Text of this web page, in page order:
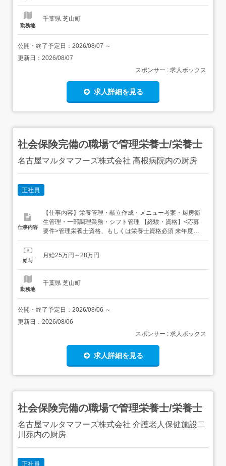
勤務地
千葉県 芝山町
公開・終了予定日： 2026/08/07 ～
更新日： 2026/08/07
スポンサー : 求人ボックス
求人詳細を見る
社会保険完備の職場で管理栄養士/栄養士
名古屋マルタマフーズ株式会社 高根病院内の厨房
正社員
仕事内容
【仕事内容】栄養管理・献立作成・メニュー考案・厨房衛
生管理・一部調理業務・シフト管理 【経験・資格】<応募
要件>管理栄養士資格、もしくは栄養士資格必須 来年度新
卒の方は、当求人の応募対象外となります<歓迎要件>医療
280,000円<給与の備考>・管理手当含む・資格手当含む・
給与
月給25万円～28万円
勤務地
千葉県 芝山町
公開・終了予定日： 2026/08/06 ～
更新日： 2026/08/06
スポンサー : 求人ボックス
求人詳細を見る
社会保険完備の職場で管理栄養士/栄養士
名古屋マルタマフーズ株式会社 介護老人保健施設二
川苑内の厨房
正社員